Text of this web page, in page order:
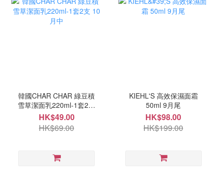
韓國CHAR CHAR 綠豆積
雪草潔面乳220ml-1套2支
10月中
HK$49.00
HK$69.00
KIEHL'S 高效保濕面霜
50ml 9月尾
HK$98.00
HK$199.00